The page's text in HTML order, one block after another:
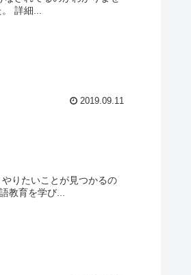
詳細...
2019.09.11
りたいことが見つかるの
教育を学び...